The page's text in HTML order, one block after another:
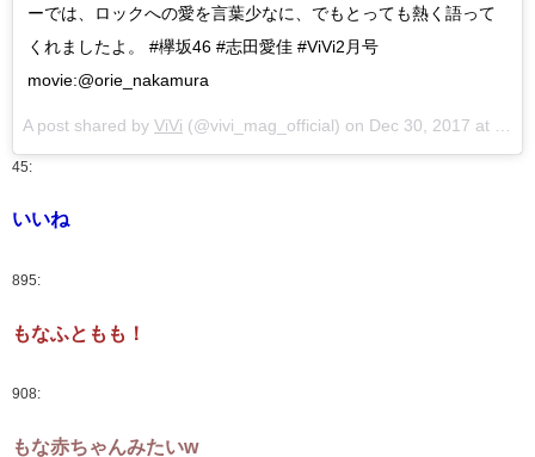
ーでは、ロックへの愛を言葉少なに、でもとっても熱く語って
くれましたよ。 #欅坂46 #志田愛佳 #ViVi2月号
movie:@orie_nakamura
A post shared by ViVi (@vivi_mag_official) on Dec 30, 2017 at 2:19am PST
45:
いいね
895:
もなふともも！
908:
もな赤ちゃんみたいw